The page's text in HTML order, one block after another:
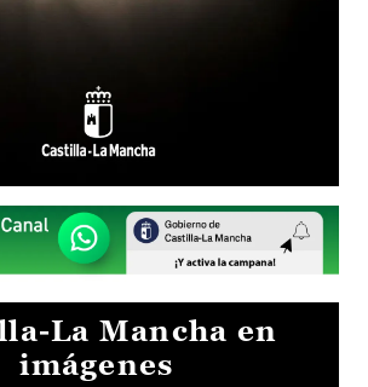
La Mancha en
imágenes